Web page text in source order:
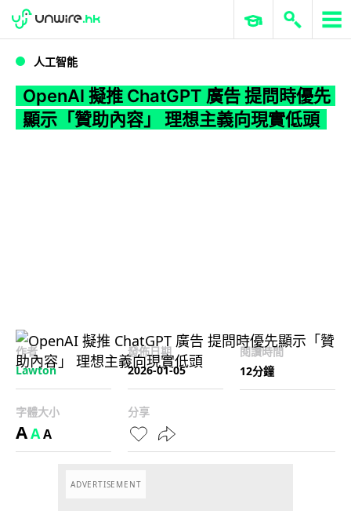
WWDC 2026 ERP 與商業 AI
人工智能
OpenAI 擬推 ChatGPT 廣告 提問時優先
顯示「贊助內容」 理想主義向現實低頭
作者
Lawton
發佈日期
2026-01-05
閱讀時間
12分鐘
字體大小
AAA
分享
ADVERTISEMENT